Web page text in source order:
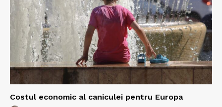
Costul economic al caniculei pentru Europa